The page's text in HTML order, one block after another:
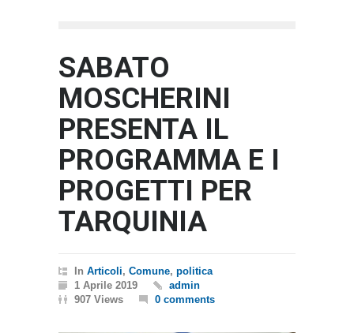
SABATO
MOSCHERINI
PRESENTA IL
PROGRAMMA E I
PROGETTI PER
TARQUINIA
In Articoli, Comune, politica
1 Aprile 2019
admin
907 Views
0 comments